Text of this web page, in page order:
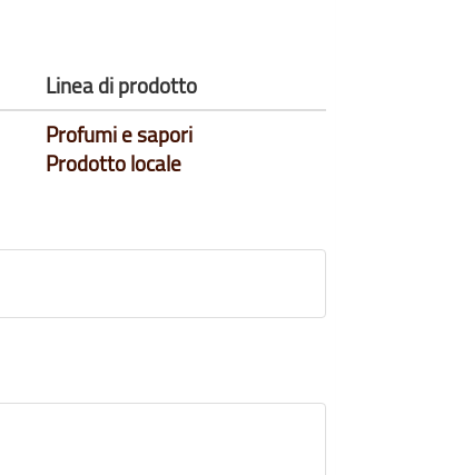
Linea di prodotto
Profumi e sapori
Prodotto locale